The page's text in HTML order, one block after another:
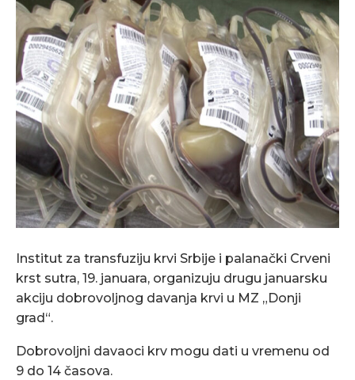
Institut za transfuziju krvi Srbije i palanački Crveni
krst sutra, 19. januara, organizuju drugu januarsku
akciju dobrovoljnog davanja krvi u MZ „Donji
grad“.
Dobrovoljni davaoci krv mogu dati u vremenu od
9 do 14 časova.